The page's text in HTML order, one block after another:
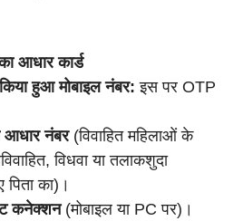
का आधार कार्ड
हुआ मोबाइल नंबर: इस पर OTP
आधार नंबर(विवाहित महिलाओं के
विधवा या तलाकशुदा
का)।
कनेक्शन(मोबाइल या PC पर)।